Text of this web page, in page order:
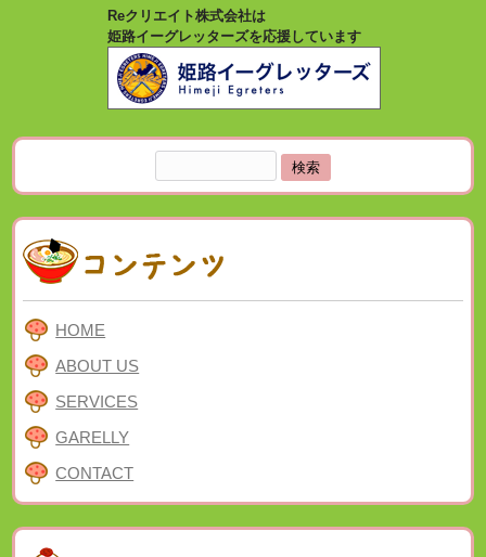
Reクリエイト株式会社は
姫路イーグレッターズを応援しています
索:
HOME
ABOUT US
SERVICES
GARELLY
CONTACT